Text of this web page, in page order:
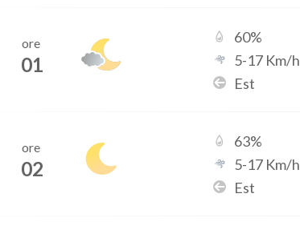
ore
01
60%
5-17 Km/h
Est
ore
02
63%
5-17 Km/h
Est